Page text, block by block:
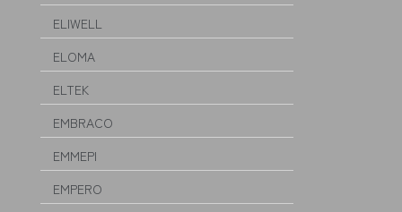
ELIWELL
ELOMA
ELTEK
EMBRACO
EMMEPI
EMPERO